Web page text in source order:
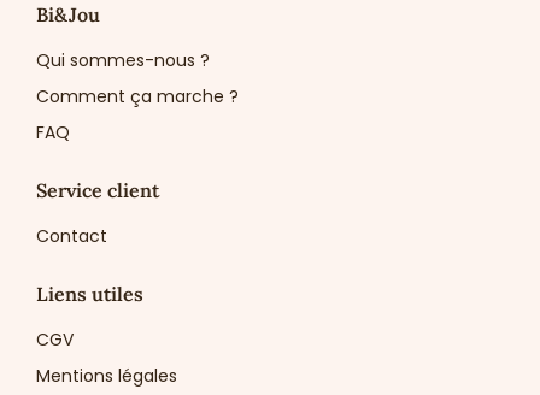
Bi&Jou
Qui sommes-nous ?
Comment ça marche ?
FAQ
Service client
Contact
Liens utiles
CGV
Mentions légales